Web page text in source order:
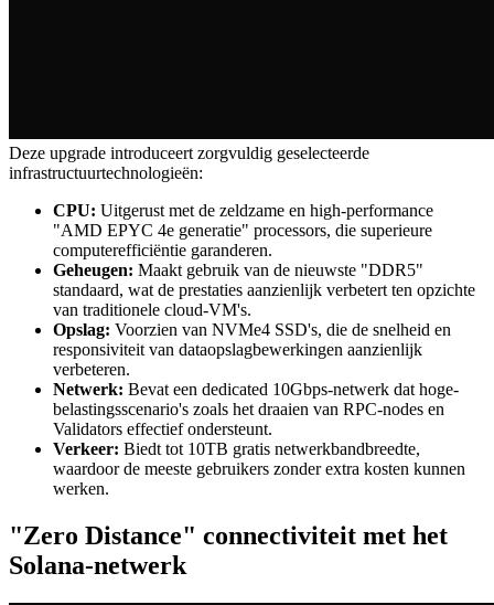
Deze upgrade introduceert zorgvuldig geselecteerde
infrastructuurtechnologieën:
CPU: Uitgerust met de zeldzame en high-performance
"AMD EPYC 4e generatie" processors, die superieure
computerefficiëntie garanderen.
Geheugen: Maakt gebruik van de nieuwste "DDR5"
standaard, wat de prestaties aanzienlijk verbetert ten opzichte
van traditionele cloud-VM's.
Opslag: Voorzien van NVMe4 SSD's, die de snelheid en
responsiviteit van dataopslagbewerkingen aanzienlijk
verbeteren.
Netwerk: Bevat een dedicated 10Gbps-netwerk dat hoge-
belastingsscenario's zoals het draaien van RPC-nodes en
Validators effectief ondersteunt.
Verkeer: Biedt tot 10TB gratis netwerkbandbreedte,
waardoor de meeste gebruikers zonder extra kosten kunnen
werken.
"Zero Distance" connectiviteit met het
Solana-netwerk